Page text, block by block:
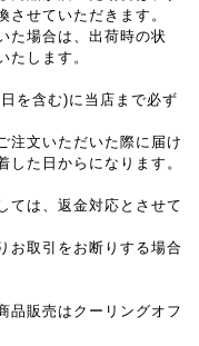
させていただきます。
た場合は、出荷時の状
たします。
を含む)に当店まで必ず
注文いただいた際に届け
た日からになります。
ては、返金対応とさせて
お取引をお断りする場合
品販売はクーリングオフ